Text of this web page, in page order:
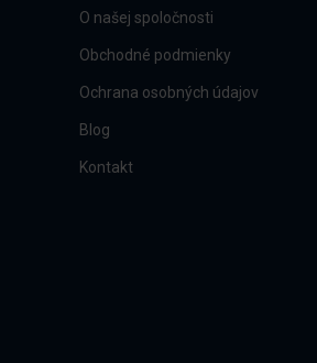
O našej spoločnosti
Obchodné podmienky
Ochrana osobných údajov
Blog
Kontakt